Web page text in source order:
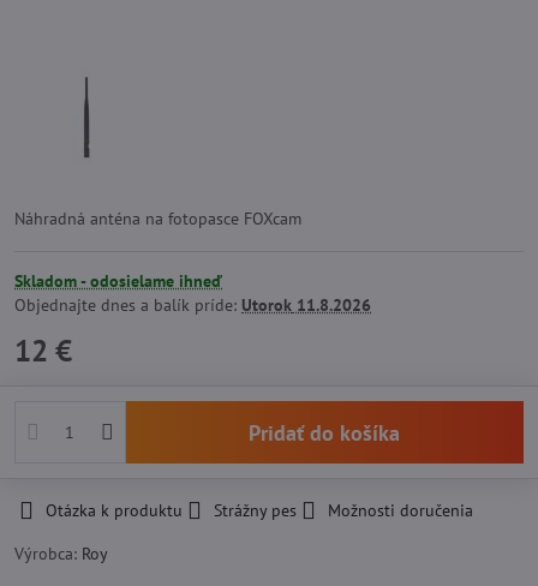
Náhradná anténa na fotopasce FOXcam
Skladom - odosielame ihneď
Objednajte dnes a balík príde: Utorok 11.8.2026
12 €
Pridať do košíka
Otázka k produktu Strážny pes
Možnosti doručenia
Výrobca: Roy